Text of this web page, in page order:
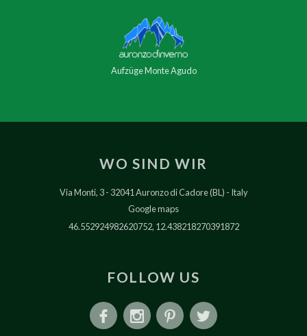
Aufzüge Monte Agudo
WO SIND WIR
Via Monti, 3 32041 Auronzo di Cadore (BL)
Italy
Google maps
46.552924982620752, 12.438218270391872
FOLLOW US